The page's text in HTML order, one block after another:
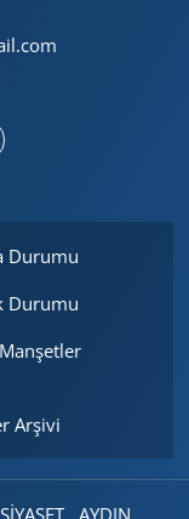
Durumu
Durumu
Arşivi